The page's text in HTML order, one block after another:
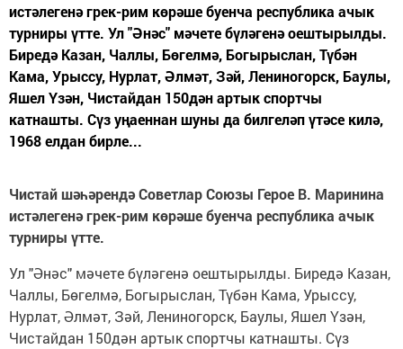
истәлегенә грек-рим көрәше буенча республика ачык
турниры үтте. Ул "Әнәс" мәчете бүләгенә оештырылды.
Биредә Казан, Чаллы, Бөгелмә, Богырыслан, Түбән
Кама, Урыссу, Нурлат, Әлмәт, Зәй, Лениногорск, Баулы,
Яшел Үзән, Чистайдан 150дән артык спортчы
катнашты. Сүз уңаеннан шуны да билгеләп үтәсе килә,
1968 елдан бирле...
Чистай шәһәрендә Советлар Союзы Герое В. Маринина
истәлегенә грек-рим көрәше буенча республика ачык
турниры үтте.
Ул "Әнәс" мәчете бүләгенә оештырылды. Биредә Казан,
Чаллы, Бөгелмә, Богырыслан, Түбән Кама, Урыссу,
Нурлат, Әлмәт, Зәй, Лениногорск, Баулы, Яшел Үзән,
Чистайдан 150дән артык спортчы катнашты. Сүз